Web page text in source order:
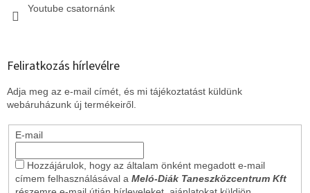
Youtube csatornánk
Feliratkozás hírlevélre
Adja meg az e-mail címét, és mi tájékoztatást küldünk
webáruházunk új termékeiről.
E-mail
Hozzájárulok, hogy az általam önként megadott e-mail
címem felhasználásával a Meló-Diák Taneszközcentrum Kft